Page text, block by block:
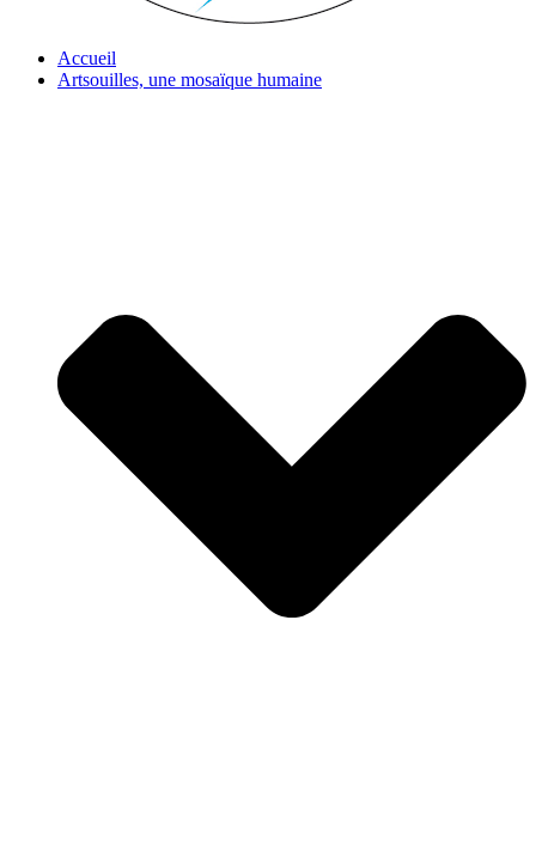
Accueil
Artsouilles, une mosaïque humaine